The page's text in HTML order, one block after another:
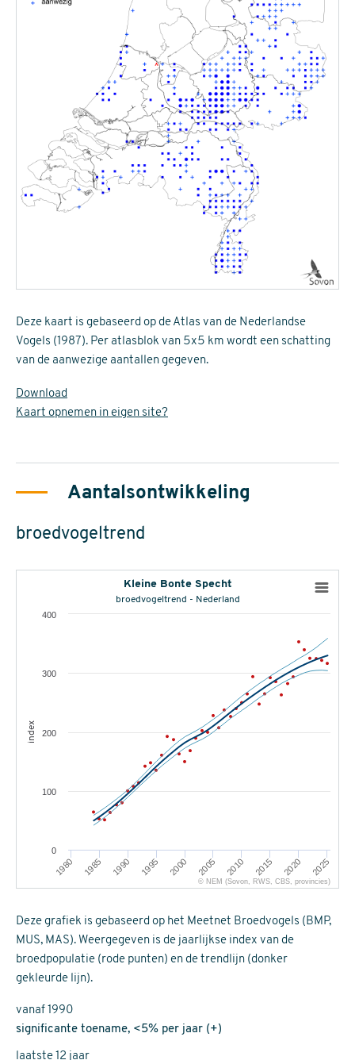
Deze kaart is gebaseerd op de Atlas van de Nederlandse
Vogels (1987). Per atlasblok van 5x5 km wordt een schatting
van de aanwezige aantallen gegeven.
Download
Kaart opnemen in eigen site?
Aantalsontwikkeling
broedvogeltrend
index
Kleine Bonte Specht
broedvogeltrend - Nederland
1980 1985 1990 1995 2000 2005 2010 2015 2020 2025
0
100
200
300
400
© NEM (Sovon, RWS, CBS, provincies)
Deze grafiek is gebaseerd op het Meetnet Broedvogels (BMP,
MUS, MAS). Weergegeven is de jaarlijkse index van de
broedpopulatie (rode punten) en de trendlijn (donker
gekleurde lijn).
vanaf 1990
significante toename, <5% per jaar (+)
laatste 12 jaar